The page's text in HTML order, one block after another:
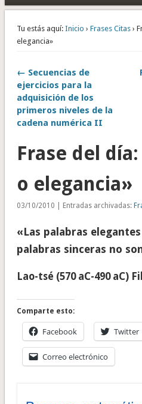
Tu estás aquí: Inicio › Frases Citas›
elegancia»
← Secuencias de
ejercicios para la
adquisición de los
primeros niveles de la
cadena numérica II
Frase del
o elegancia»
03/10/2010 | Entradas archivadas:
«Las palabras
palabras sinceras no
Lao-tsé (570 aC-490 aC)
Comparte esto:
Facebook Twitter
Correo electrónico